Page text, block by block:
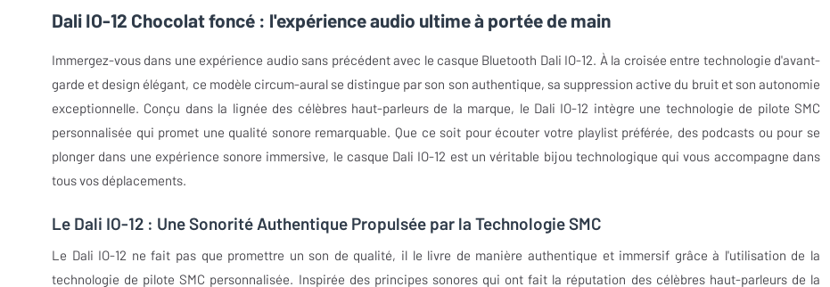
Dali IO-12 Chocolat foncé : l'expérience audio ultime à portée de main
Immergez-vous dans une expérience audio sans précédent avec le casque Bluetooth Dali IO-12. À la croisée entre technologie d'avant-
garde et design élégant, ce modèle circum-aural se distingue par son son authentique, sa suppression active du bruit et son autonomie
exceptionnelle. Conçu dans la lignée des célèbres haut-parleurs de la marque, le Dali IO-12 intègre une technologie de pilote SMC
personnalisée qui promet une qualité sonore remarquable. Que ce soit pour écouter votre playlist préférée, des podcasts ou pour se
plonger dans une expérience sonore immersive, le casque Dali IO-12 est un véritable bijou technologique qui vous accompagne dans
tous vos déplacements.
Le Dali IO-12 : Une Sonorité Authentique Propulsée par la Technologie SMC
Le Dali IO-12 ne fait pas que promettre un son de qualité, il le livre de manière authentique et immersif grâce à l'utilisation de la
technologie de pilote SMC personnalisée. Inspirée des principes sonores qui ont fait la réputation des célèbres haut-parleurs de la